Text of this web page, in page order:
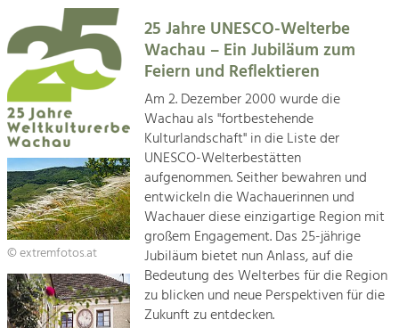
Impressum
Kontakt
Kunst & Kultur
Handwerk, Wissenschaft und Forschung.
Soziales, Bildung &
Identität
Gleichberechtigung, Jugend und
Integration
Mobilität & Energie
Klimawandel, öffentlicher Verkehr und
erneuerbare Energie
Wirtschaft
Steigerung regionaler Wertschöpfung
© extremfotos.at
25 Jahre UNESCO-Welterbe
Wachau – Ein Jubiläum zum
Feiern und Reflektieren
Am 2. Dezember 2000 wurde die
Wachau als "fortbestehende
Kulturlandschaft" in die Liste der
UNESCO-Welterbestätten
aufgenommen. Seither bewahren und
entwickeln die Wachauerinnen und
Wachauer diese einzigartige Region mit
großem Engagement. Das 25-jährige
Jubiläum bietet nun Anlass, auf die
Bedeutung des Welterbes für die Region
zu blicken und neue Perspektiven für die
Zukunft zu entdecken.